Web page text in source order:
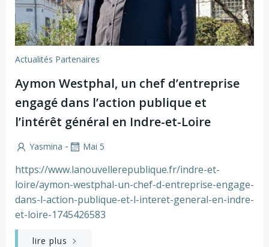
Actualités Partenaires
Aymon Westphal, un chef d’entreprise
engagé dans l’action publique et
l’intérêt général en Indre-et-Loire
Yasmina - Mai 5
https://www.lanouvellerepublique.fr/indre-et-
loire/aymon-westphal-un-chef-d-entreprise-engage-
dans-l-action-publique-et-l-interet-general-en-indre-
et-loire-1745426583
lire plus